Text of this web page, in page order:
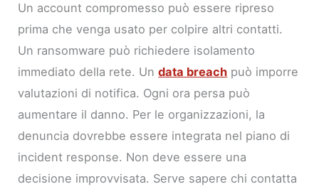
Un account compromesso può essere ripreso
prima che venga usato per colpire altri contatti.
Un ransomware può richiedere isolamento
immediato della rete. Undata breach può imporre
valutazioni di notifica. Ogni ora persa può
aumentare il danno. Per le organizzazioni, la
denuncia dovrebbe essere integrata nel piano di
incident response. Non deve essere una
decisione improvvisata. Serve sapere chi contatta